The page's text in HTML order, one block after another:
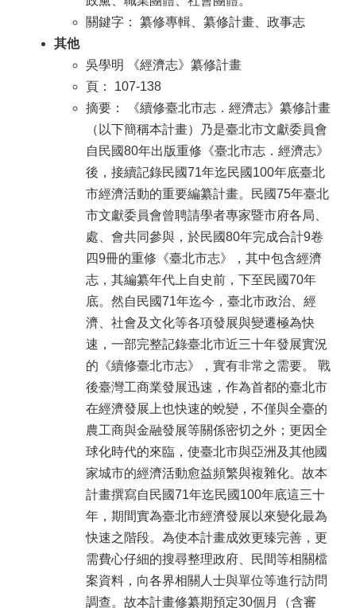
關鍵字： 纂修專輯、纂修計畫、政事志
其他
吳學明 《經濟志》纂修計畫
頁： 107-138
摘要： 《續修臺北市志．經濟志》纂修計畫
（以下簡稱本計畫）乃是臺北市文獻委員會
自民國80年出版重修《臺北市志．經濟志》
後，接續記錄民國71年迄民國100年底臺北
市經濟活動的重要編纂計畫。民國75年臺北
市文獻委員會曾聘請學者專家暨市府各局、
處、會共同參與，於民國80年完成合計9卷
四9冊的重修《臺北市志》，其中包含經濟
志，其編纂年代上自史前，下至民國70年
底。然自民國71年迄今，臺北市政治、經
濟、社會及文化等各項發展與變遷極為快
速，一部完整記錄臺北市近三十年發展實況
的《續修臺北市志》，實有非常之需要。 戰
後臺灣工商業發展迅速，作為首都的臺北市
在經濟發展上也快速的蛻變，不僅與全臺的
農工商與金融發展等關係密切之外；更因全
球化時代的來臨，使臺北市與亞洲及其他國
家城市的經濟活動愈益頻繁與複雜化。故本
計畫撰寫自民國71年迄民國100年底這三十
年，期間實為臺北市經濟發展以來變化最為
快速之階段。為使本計畫成效更臻完善，更
需費心仔細的搜尋整理政府、民間等相關檔
案資料，向各界相關人士與單位等進行訪問
調查。故本計畫修纂期預定30個月（含審